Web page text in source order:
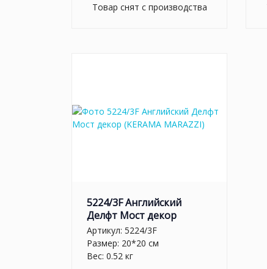
Товар снят с производства
5224/3F Английский
Делфт Мост декор
Артикул: 5224/3F
Размер: 20*20 см
Вес: 0.52 кг